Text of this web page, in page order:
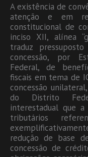
A existência de
atenção e em
constitucional de
inciso XII, alínea
traduz
concessão, por
Federal, de
fiscais em tema de
concessão
do Distrito
interestadual que
tributários
redução de base
concessão de